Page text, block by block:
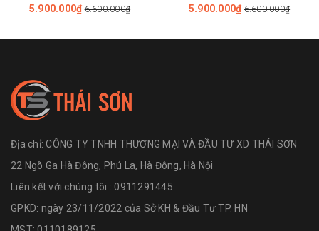
dương
5.900.000₫ 6.600.000₫
Âm
5.900.000₫ 6.600.000₫
Địa chỉ:CÔNG TY TNHH THƯƠNG MẠI VÀ ĐẦU TƯ XD THÁI SƠN
22 Ngõ Ga Hà Đông, Phú La, Hà Đông, Hà Nội
Liên kết với chúng tôi : 0911291445
GPKD: ngày 23/11/2022 của Sở KH & Đầu Tư TP. HN